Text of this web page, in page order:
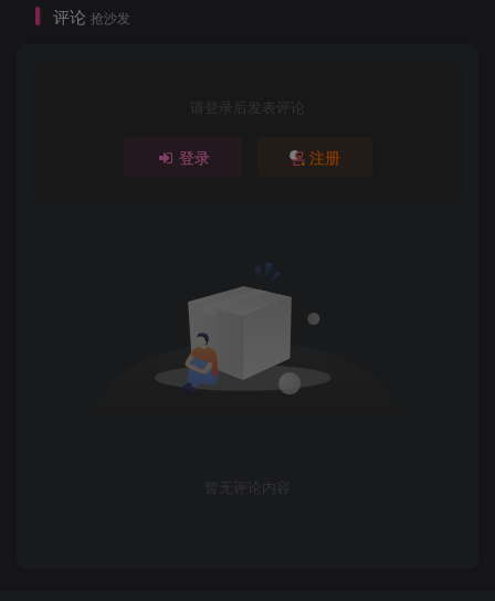
评论 抢沙发
请登录后发表评论
登录 注册
暂无评论内容